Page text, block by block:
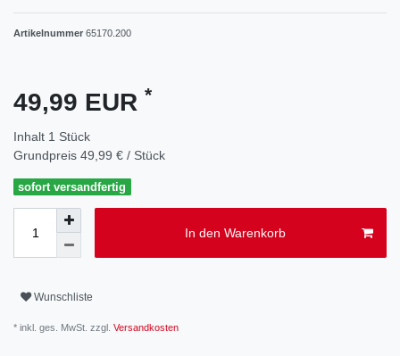
Artikelnummer 65170.200
49,99 EUR *
Inhalt 1 Stück
Grundpreis 49,99 € / Stück
sofort versandfertig
In den Warenkorb
Wunschliste
* inkl. ges. MwSt. zzgl. Versandkosten